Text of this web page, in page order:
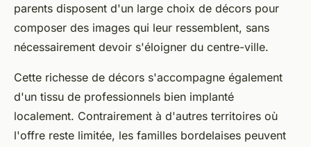
parents disposent d'un large choix de décors pour
composer des images qui leur ressemblent, sans
nécessairement devoir s'éloigner du centre-ville.
Cette richesse de décors s'accompagne également
d'un tissu de professionnels bien implanté
localement. Contrairement à d'autres territoires où
l'offre reste limitée, les familles bordelaises peuvent